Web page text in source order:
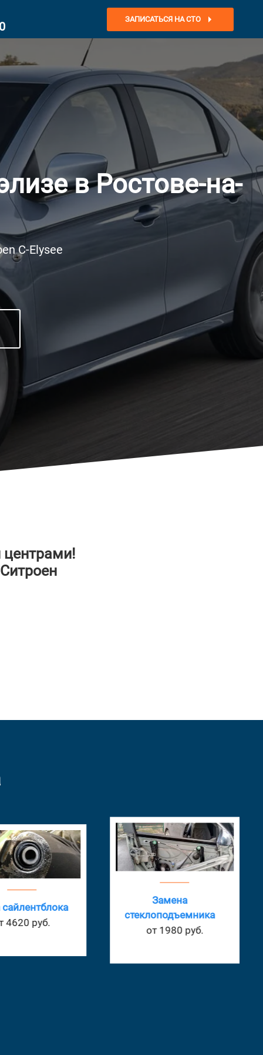
ЗАПИСАТЬСЯ НА СТО
в Ростове-на-
C-Elysee
4620 руб.
Замена
стеклоподъемника
от 1980 руб.